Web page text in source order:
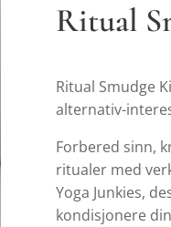
Ritual
Ritual Smudge
alternativ-
Forbered sinn,
ritualer med
Yoga Junkies,
kondisjonere